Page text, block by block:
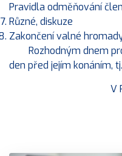
Pravidla odměňování
Různé, diskuze
Zakončení valné
Rozhodným dnem pro
den před jejím konáním,
V